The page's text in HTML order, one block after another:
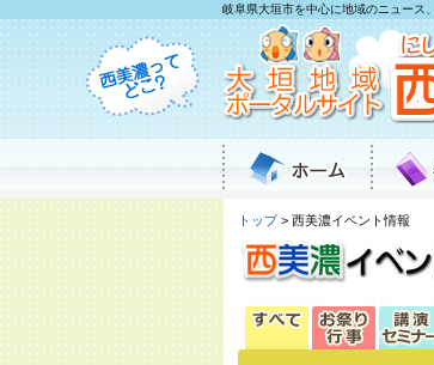
岐阜県大垣市を中心に地域のニュース
トップ> 西美濃イベント情報